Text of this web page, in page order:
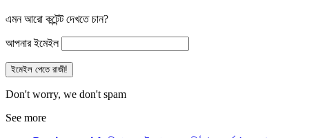
এমন আরো কন্টেন্ট দেখতে চান?
আপনার ইমেইল
Don't worry, we don't spam
See more